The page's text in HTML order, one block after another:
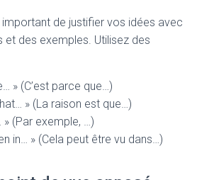
de justifier vos idées avec
et des exemples. Utilisez des
» (C’est parce que…)
» (La raison est que…)
(Par exemple, …)
in… » (Cela peut être vu dans…)